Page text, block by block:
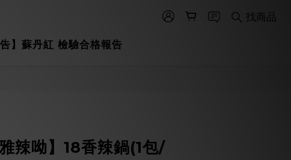
找商品
告】蘇丹紅 檢驗合格報告
辣呦】18香辣鍋(1包/